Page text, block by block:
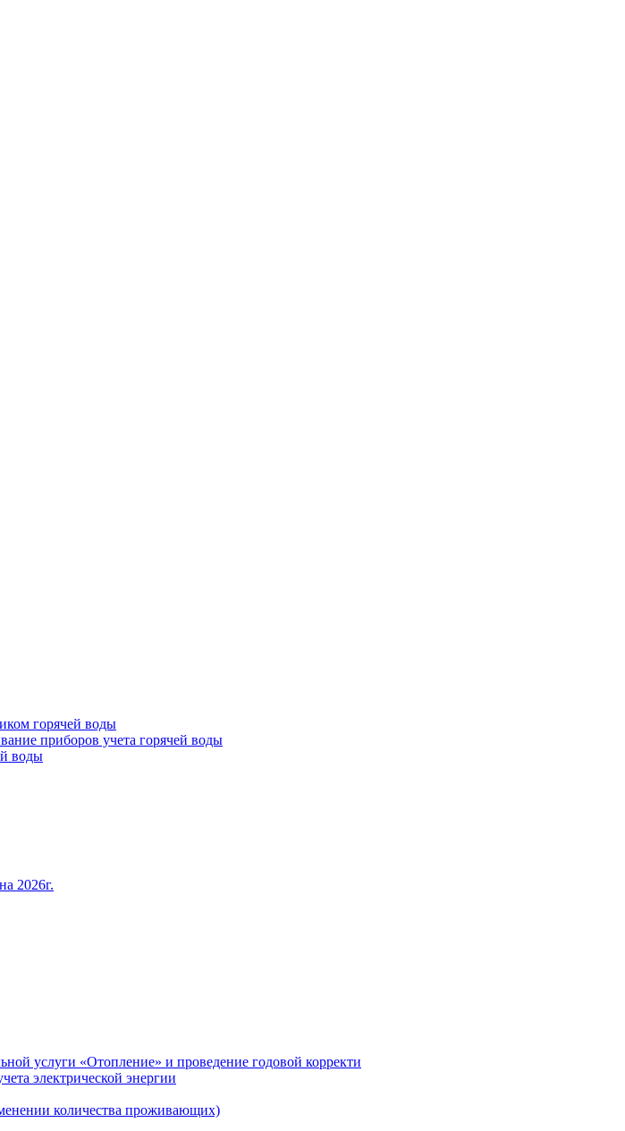
горячей воды
приборов учета горячей воды
воды
2026г.
услуги «Отопление» и проведение годовой корректи
электрической энергии
количества проживающих)